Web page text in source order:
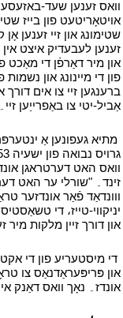
וואס זענען שעד-
אויטאָריטעט פון בייז
שטימונג און זיי זענען אָן
זענען לעבעדיק איצט אין
און מיר דאַרפֿן די מאַכט
פון די מיינונג און
ברענגען זיי צו אים דורך
אַביל-יטי צו באַפרייַען זיי۔
מתיא געפונען אַ
וואס האט דערטראגן
זינד۔ "שורלי ער האט
ווונדאַד פֿאַר אונדזער
יניקווי-טייז، די
און דורך זיין מלקות מיר
די מיסטעריע פון ​​די אקטן
און פּריפּעראַדנאַס צו
אונדז۔ נאָך וואס דאַנק